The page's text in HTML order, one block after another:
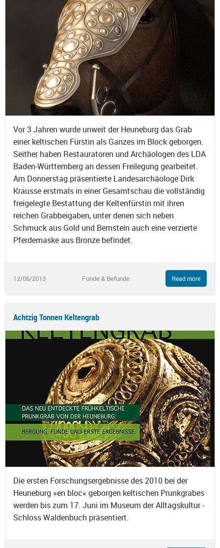
Vor 3 Jahren wurde unweit der Heuneburg das Grab
einer keltischen Fürstin als Ganzes im Block geborgen.
Seither haben Restauratoren und Archäologen des LDA
Baden-Württemberg an dessen Freilegung gearbeitet.
Am Donnerstag präsentierte Landesarchäologe Dirk
Krausse erstmals in einer Gesamtschau die vollständig
freigelegte Bestattung der Keltenfürstin mit ihren
reichen Grabbeigaben, unter denen sich neben
Schmuck aus Gold und Bernstein auch eine verzierte
Pferdemaske aus Bronze befindet.
12/06/2013 Funde & Befunde Read more
Achtzig Tonnen Keltengrab
Die ersten Forschungsergebnisse des 2010 bei der
Heuneburg »en bloc« geborgen keltischen Prunkgrabes
werden bis zum 17. Juni im Museum der Alltagskultur -
Schloss Waldenbuch präsentiert.